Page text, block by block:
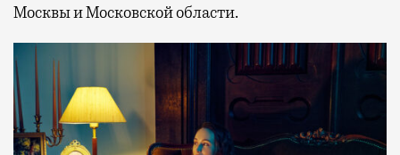
Москвы и Московской области.